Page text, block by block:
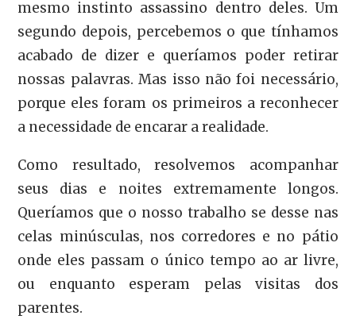
mesmo instinto assassino dentro deles. Um
segundo depois, percebemos o que tínhamos
acabado de dizer e queríamos poder retirar
nossas palavras. Mas isso não foi necessário,
porque eles foram os primeiros a reconhecer
a necessidade de encarar a realidade.
Como resultado, resolvemos acompanhar
seus dias e noites extremamente longos.
Queríamos que o nosso trabalho se desse nas
celas minúsculas, nos corredores e no pátio
onde eles passam o único tempo ao ar livre,
ou enquanto esperam pelas visitas dos
parentes.